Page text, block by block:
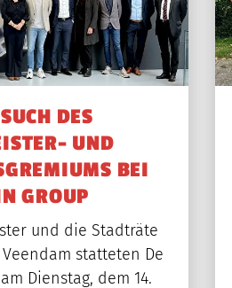
DES
UND
BEI
GROUP
und die Stadträte
statteten De
Dienstag, dem 14.